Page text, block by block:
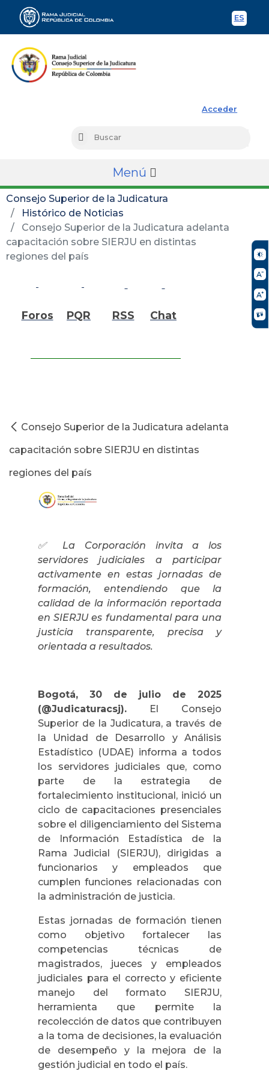
ES
Acceder
Buscar
Menú
Consejo Superior de la Judicatura
Histórico de Noticias
Consejo Superior de la Judicatura adelanta
capacitación sobre SIERJU en distintas
regiones del país
Foros PQR RSS Chat
Consejo Superior de la Judicatura adelanta
capacitación sobre SIERJU en distintas
regiones del país
✅ La Corporación invita a los
servidores judiciales a participar
activamente en estas jornadas de
formación, entendiendo que la
calidad de la información reportada
en SIERJU es fundamental para una
justicia transparente, precisa y
orientada a resultados.
Bogotá, 30 de julio de 2025
(@Judicaturacsj). El Consejo
Superior de la Judicatura, a través de
la Unidad de Desarrollo y Análisis
Estadístico (UDAE) informa a todos
los servidores judiciales que, como
parte de la estrategia de
fortalecimiento institucional, inició un
ciclo de capacitaciones presenciales
sobre el diligenciamiento del Sistema
de Información Estadística de la
Rama Judicial (SIERJU), dirigidas a
funcionarios y empleados que
cumplen funciones relacionadas con
la administración de justicia.
Estas jornadas de formación tienen
como objetivo fortalecer las
competencias técnicas de
magistrados, jueces y empleados
judiciales para el correcto y eficiente
manejo del formato SIERJU,
herramienta que permite la
recolección de datos que contribuyen
a la toma de decisiones, la evaluación
de desempeño y la mejora de la
gestión judicial en todo el país.